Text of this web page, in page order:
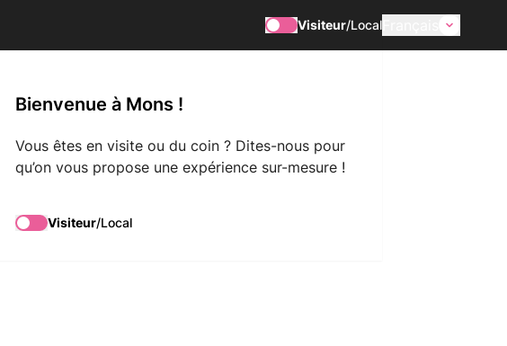
Visiteur/Local
Bienvenue à Mons !
Vous êtes en visite ou du coin ? Dites-nous pour
qu’on vous propose une expérience sur-mesure !
Visiteur/Local